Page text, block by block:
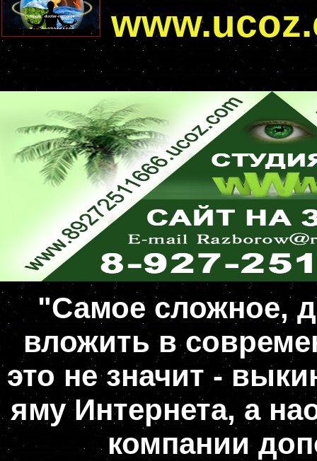
"Самое сложное,
вложить в
это не значит -
яму Интернета, а
компании